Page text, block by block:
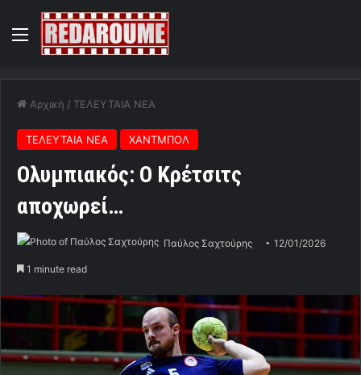
Menu
Αρχική / ΤΕΛΕΥΤΑΙΑ ΝΕΑ
ΤΕΛΕΥΤΑΙΑ ΝΕΑ ΧΑΝΤΜΠΟΛ
Ολυμπιακός: Ο Κρέτσιτς
αποχωρεί…
Παύλος Σαχτούρης 12/01/2026
1 minute read